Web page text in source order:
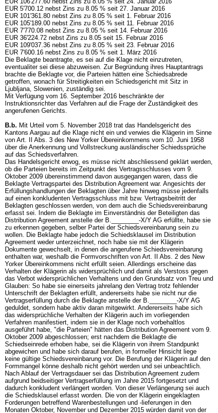
EUR 5'700.12 nebst Zins zu 8.05 % seit 27. Januar 2016
EUR 101'361.80 nebst Zins zu 8.05 % seit 1. Februar 2016
EUR 105'189.00 nebst Zins zu 8.05 % seit 11. Februar 2016
EUR 7'770.08 nebst Zins zu 8.05 % seit 14. Februar 2016
EUR 36'224.72 nebst Zins zu 8.05 seit 15. Februar 2016
EUR 109'037.36 nebst Zins zu 8.05 % seit 23. Februar 2016
EUR 7'600.16 nebst Zins zu 8.05 % seit 1. März 2016
Die Beklagte beantragte, es sei auf die Klage nicht einzutreten,
eventualiter sei diese abzuweisen. Zur Begründung ihres Hauptantrags
brachte die Beklagte vor, die Parteien hätten eine Schiedsabrede
getroffen, wonach für Streitigkeiten ein Schiedsgericht mit Sitz in
Ljubljana, Slowenien, zuständig sei.
Mit Verfügung vom 16. September 2016 beschränkte der
Instruktionsrichter das Verfahren auf die Frage der Zuständigkeit des
angerufenen Gerichts.
B.b. Mit Urteil vom 5. November 2018 trat das Handelsgericht des
Kantons Aargau auf die Klage nicht ein und verwies die Klägerin im Sinne
von Art. II Abs. 3 des New Yorker Übereinkommens vom 10. Juni 1958
über die Anerkennung und Vollstreckung ausländischer Schiedssprüche
auf das Schiedsverfahren.
Das Handelsgericht erwog, es müsse nicht abschliessend geklärt werden,
ob die Parteien bereits im Zeitpunkt des Vertragsschlusses vom 9.
Oktober 2009 übereinstimmend davon ausgegangen waren, dass die
Beklagte Vertragspartei des Distribution Agreement war. Angesichts der
Erfüllungshandlungen der Beklagten über Jahre hinweg müsse jedenfalls
auf einen konkludenten Vertragsschluss mit bzw. Vertragsbeitritt der
Beklagten geschlossen werden, von dem auch die Schiedsvereinbarung
erfasst sei. Indem die Beklagte im Einverständnis der Beteiligten das
Distribution Agreement anstelle der B.________-X/Y AG erfüllte, habe sie
zu erkennen gegeben, selber Partei der Schiedsvereinbarung sein zu
wollen. Die Beklagte habe jedoch die Schiedsklausel im Distribution
Agreement weder unterzeichnet, noch habe sie mit der Klägerin
Dokumente gewechselt, in denen die angerufene Schiedsvereinbarung
enthalten war, weshalb die Formvorschriften von Art. II Abs. 2 des New
Yorker Übereinkommens nicht erfüllt seien. Allerdings erscheine das
Verhalten der Klägerin als widersprüchlich und damit als Verstoss gegen
das Verbot widersprüchlichen Verhaltens und den Grundsatz von Treu und
Glauben: So habe sie einerseits jahrelang den Vertrag trotz fehlender
Unterschrift der Beklagten erfüllt, andererseits habe sie nicht nur die
Vertragserfüllung durch die Beklagte anstelle der B.________-X/Y AG
geduldet, sondern habe aktiv daran mitgewirkt. Andererseits habe sich
das widersprüchliche Verhalten der Klägerin auch im vorliegenden
Verfahren manifestiert, indem sie in der Klage noch vorbehaltlos
ausgeführt habe, "die Parteien" hätten das Distribution Agreement vom 9.
Oktober 2009 abgeschlossen; erst nachdem die Beklagte die
Schiedseinrede erhoben habe, sei die Klägerin von ihrem Standpunkt
abgewichen und habe sich darauf berufen, in formeller Hinsicht liege
keine gültige Schiedsvereinbarung vor. Die Berufung der Klägerin auf den
Formmangel könne deshalb nicht gehört werden und sei unbeachtlich.
Nach Ablauf der Vertragsdauer sei das Distribution Agreement zudem
aufgrund beidseitiger Vertragserfüllung im Jahre 2015 fortgesetzt und
dadurch konkludent verlängert worden. Von dieser Verlängerung sei auch
die Schiedsklausel erfasst worden. Die von der Klägerin eingeklagten
Forderungen betreffend Warenbestellungen und -lieferungen in den
Monaten Oktober, November und Dezember 2015 würden damit von der